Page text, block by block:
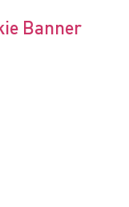
Banner